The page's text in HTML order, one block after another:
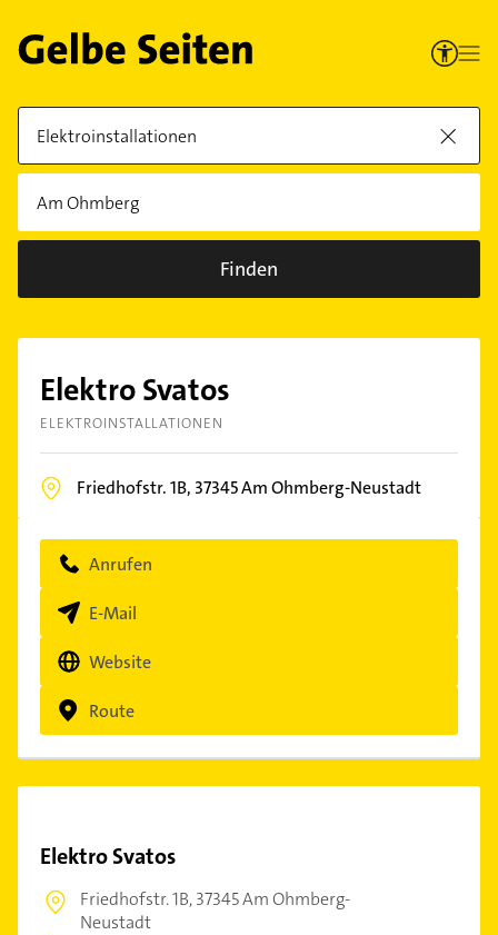
Finden
Elektro Svatos
ELEKTROINSTALLATIONEN
Friedhofstr. 1B, 37345Am Ohmberg-Neustadt
Anrufen
E-Mail
Website
Route
Elektro Svatos
Friedhofstr. 1B,37345 Am Ohmberg-
Neustadt